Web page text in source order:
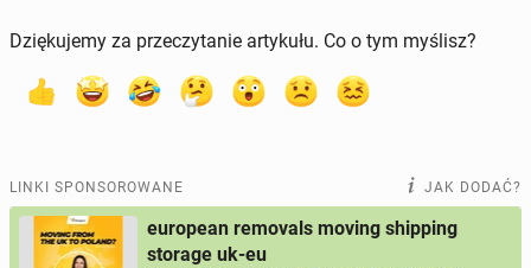
Dziękujemy za przeczytanie artykułu. Co o tym myślisz?
LINKI SPONSOROWANE JAK DODAĆ?
european removals moving shipping
storage uk-eu